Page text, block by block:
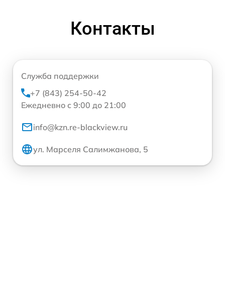
Контакты
Служба поддержки
+7 (843) 254-50-42
Ежедневно с 9:00 до 21:00
info@kzn.re-blackview.ru
ул. Марселя Салимжанова, 5